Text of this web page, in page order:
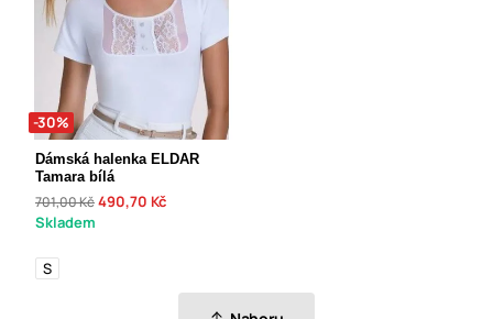
-30%
Dámská halenka ELDAR
Tamara bílá
701,00 Kč490,70 Kč
Skladem
S